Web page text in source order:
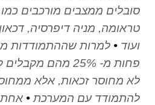
סובלים ממצבים מורכבים כמו
טראומה, מניה דיפרסיה,
ועוד • למרות שההתמודדות
פחות מ- 25% מהם
לא מחוסר זכאות, אלא
להתמודד עם המערכת • אחת